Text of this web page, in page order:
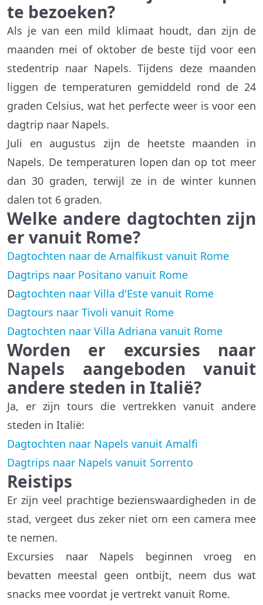
te bezoeken?
Als je van een mild klimaat houdt, dan zijn de
maanden mei of oktober de beste tijd voor een
stedentrip naar Napels. Tijdens deze maanden
liggen de temperaturen gemiddeld rond de 24
graden Celsius, wat het perfecte weer is voor een
dagtrip naar Napels.
Juli en augustus zijn de heetste maanden in
Napels. De temperaturen lopen dan op tot meer
dan 30 graden, terwijl ze in de winter kunnen
dalen tot 6 graden.
Welke andere dagtochten zijn
er vanuit Rome?
Dagtochten naar de Amalfikust vanuit Rome
Dagtrips naar Positano vanuit Rome
Dagtochten naar Villa d'Este vanuit Rome
Dagtours naar Tivoli vanuit Rome
Dagtochten naar Villa Adriana vanuit Rome
Worden er excursies naar
Napels aangeboden vanuit
andere steden in Italië?
Ja, er zijn tours die vertrekken vanuit andere
steden in Italië:
Dagtochten naar Napels vanuit Amalfi
Dagtrips naar Napels vanuit Sorrento
Reistips
Er zijn veel prachtige bezienswaardigheden in de
stad, vergeet dus zeker niet om een camera mee
te nemen.
Excursies naar Napels beginnen vroeg en
bevatten meestal geen ontbijt, neem dus wat
snacks mee voordat je vertrekt vanuit Rome.